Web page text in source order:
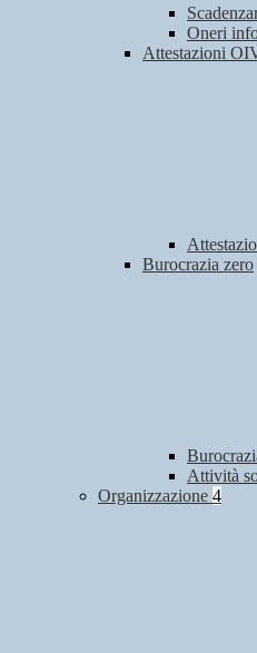
Oneri
Attestazioni
Burocrazia zero
Attività
Organizzazione 4